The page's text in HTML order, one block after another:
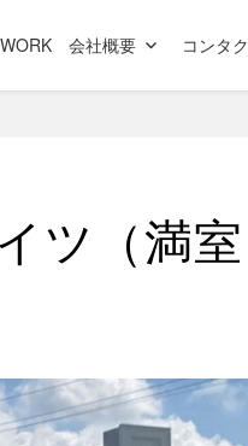
会社概要 コンタ
ツ（満